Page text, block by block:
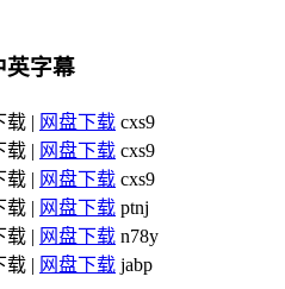
英字幕
载 | 网盘下载 cxs9
载 | 网盘下载 cxs9
载 | 网盘下载 cxs9
载 | 网盘下载 ptnj
载 | 网盘下载 n78y
载 | 网盘下载 jabp